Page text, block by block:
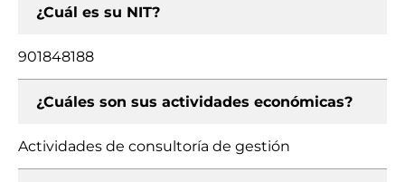
¿Cuál es su NIT?
901848188
¿Cuáles son sus actividades económicas?
Actividades de consultoría de gestión